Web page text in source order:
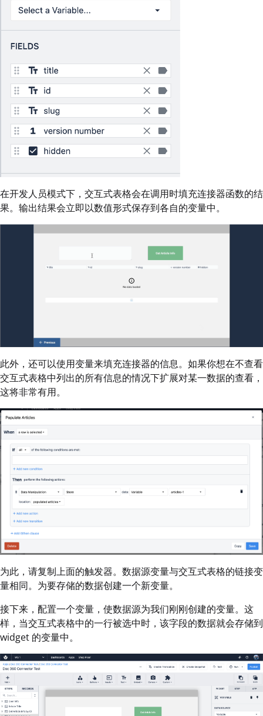
在开发人员模式下，交互式表格会在调用时填充连接器函数的结
果。输出结果会立即以数值形式保存到各自的变量中。
此外，还可以使用变量来填充连接器的信息。如果你想在不查看
交互式表格中列出的所有信息的情况下扩展对某一数据的查看，
这将非常有用。
为此，请复制上面的触发器。数据源变量与交互式表格的链接变
量相同。为要存储的数据创建一个新变量。
接下来，配置一个变量，使数据源为我们刚刚创建的变量。这
样，当交互式表格中的一行被选中时，该字段的数据就会存储到
widget 的变量中。